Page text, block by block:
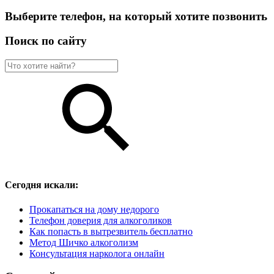
Выберите телефон, на который хотите позвонить
Поиск по сайту
Сегодня искали:
Прокапаться на дому недорого
Телефон доверия для алкоголиков
Как попасть в вытрезвитель бесплатно
Метод Шичко алкоголизм
Консультация нарколога онлайн